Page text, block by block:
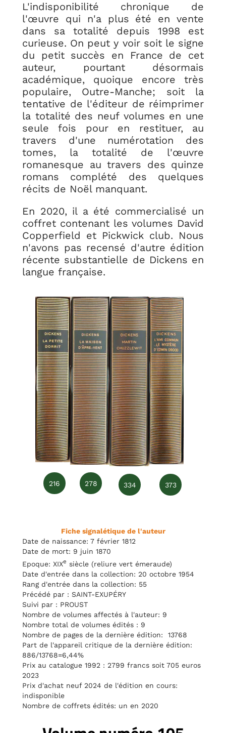
L'indisponibilité chronique de
l'œuvre qui n'a plus été en vente
dans sa totalité depuis 1998 est
curieuse. On peut y voir soit le signe
du petit succès en France de cet
auteur, pourtant désormais
académique, quoique encore très
populaire, Outre-Manche; soit la
tentative de l'éditeur de réimprimer
la totalité des neuf volumes en une
seule fois pour en restituer, au
travers d'une numérotation des
tomes, la totalité de l'œuvre
romanesque au travers des quinze
romans complété des quelques
récits de Noël manquant.
En 2020, il a été commercialisé un
coffret contenant les volumes David
Copperfield et Pickwick club. Nous
n'avons pas recensé d'autre édition
récente substantielle de Dickens en
langue française.
216 334 373
278
Fiche signalétique de l'auteur
Date de naissance: 7 février 1812
Date de mort: 9 juin 1870
Epoque: XIXe siècle (reliure vert émeraude)
Date d'entrée dans la collection: 20 octobre 1954
Rang d'entrée dans la collection: 55
Précédé par : SAINT-EXUPÉRY
Suivi par : PROUST
Nombre de volumes affectés à l'auteur: 9
Nombre total de volumes édités : 9
Nombre de pages de la dernière édition: 13768
Part de l'appareil critique de la dernière édition:
886/13768=6,44%
Prix au catalogue 1992 : 2799 francs soit 705 euros
2023
Prix d'achat neuf 2024 de l'édition en cours:
indisponible
Nombre de coffrets édités: un en 2020